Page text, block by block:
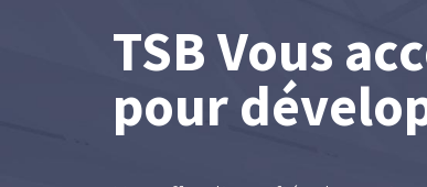
TSB Vous
pour